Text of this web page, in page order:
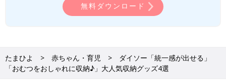
無料ダウンロード
たまひよ 赤ちゃん・育児
ダイソー「統一感が出せる」
「おむつをおしゃれに収納♪」大人気収納グッズ4選